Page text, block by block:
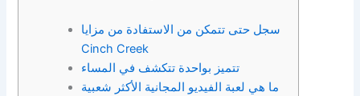
سجل حتى تتمكن من الاستفادة من مزايا
Cinch Creek
تتميز بواحدة تتكشف في المساء
ما هي لعبة الفيديو المجانية الأكثر شعبية